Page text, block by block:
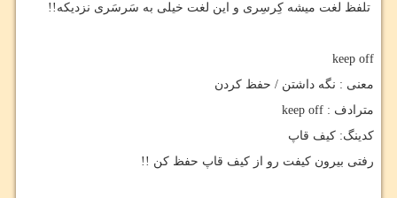
تلفظ لغت میشه کِرسِری و این لغت خیلی به سَرسَری نزدیکه!!
keep off
معنی : نگه داشتن / حفظ کردن
مترادف : keep off
کدینگ: کیف قاپ
رفتی بیرون کیفت رو از کیف قاپ حفظ کن !!